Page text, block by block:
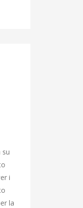
su
i
la